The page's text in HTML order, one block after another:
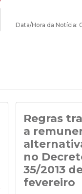
Data/Hora da Notícia:
Regras
a
no
35/2013
fevereiro